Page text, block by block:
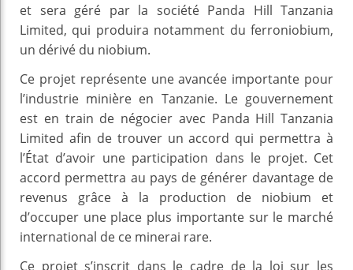
et sera géré par la société Panda Hill Tanzania
Limited, qui produira notamment du ferroniobium,
un dérivé du niobium.
Ce projet représente une avancée importante pour
l’industrie minière en Tanzanie. Le gouvernement
est en train de négocier avec Panda Hill Tanzania
Limited afin de trouver un accord qui permettra à
l’État d’avoir une participation dans le projet. Cet
accord permettra au pays de générer davantage de
revenus grâce à la production de niobium et
d’occuper une place plus importante sur le marché
international de ce minerai rare.
Ce projet s’inscrit dans le cadre de la loi sur les